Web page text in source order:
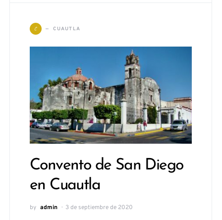
C CUAUTLA
Convento de San Diego
en Cuautla
by admin 3 de septiembre de 2020